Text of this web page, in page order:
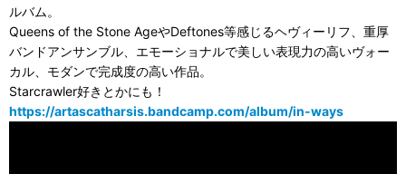
ルバム。
Queens of the Stone AgeやDeftones等感じるヘヴィーリフ、重厚
バンドアンサンブル、エモーショナルで美しい表現力の高いヴォー
カル、モダンで完成度の高い作品。
Starcrawler好きとかにも！
https://artascatharsis.bandcamp.com/album/in-ways